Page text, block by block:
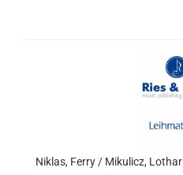
Niklas, Ferry / Mikulicz, Lothar